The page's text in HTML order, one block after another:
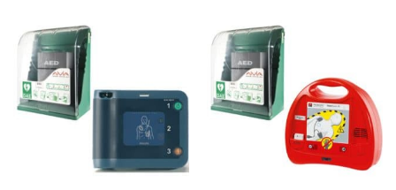
heeft
meerdere
variaties.
Deze
optie